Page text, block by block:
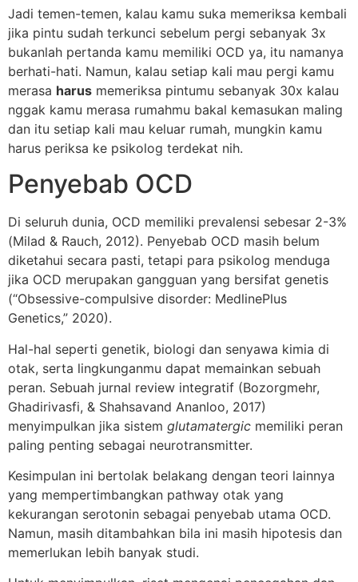
Jadi temen-temen, kalau kamu suka memeriksa kembali
jika pintu sudah terkunci sebelum pergi sebanyak 3x
bukanlah pertanda kamu memiliki OCD ya, itu namanya
berhati-hati. Namun, kalau setiap kali mau pergi kamu
merasa harus memeriksa pintumu sebanyak 30x kalau
nggak kamu merasa rumahmu bakal kemasukan maling
dan itu setiap kali mau keluar rumah, mungkin kamu
harus periksa ke psikolog terdekat nih.
Penyebab OCD
Di seluruh dunia, OCD memiliki prevalensi sebesar 2-3%
(Milad & Rauch, 2012). Penyebab OCD masih belum
diketahui secara pasti, tetapi para psikolog menduga
jika OCD merupakan gangguan yang bersifat genetis
(“Obsessive-compulsive disorder: MedlinePlus
Genetics,” 2020).
Hal-hal seperti genetik, biologi dan senyawa kimia di
otak, serta lingkunganmu dapat memainkan sebuah
peran. Sebuah jurnal review integratif (Bozorgmehr,
Ghadirivasfi, & Shahsavand Ananloo, 2017)
menyimpulkan jika sistem glutamatergic memiliki peran
paling penting sebagai neurotransmitter.
Kesimpulan ini bertolak belakang dengan teori lainnya
yang mempertimbangkan pathway otak yang
kekurangan serotonin sebagai penyebab utama OCD.
Namun, masih ditambahkan bila ini masih hipotesis dan
memerlukan lebih banyak studi.